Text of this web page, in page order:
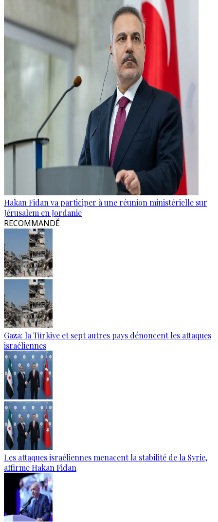
Hakan Fidan va participer à une réunion ministérielle sur
Jérusalem en Jordanie
RECOMMANDÉ
Gaza: la Türkiye et sept autres pays dénoncent les attaques
israéliennes
Les attaques israéliennes menacent la stabilité de la Syrie,
affirme Hakan Fidan